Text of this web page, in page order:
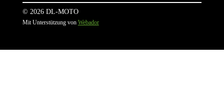
© 2026 DL-MOTO
Mit Unterstützung von Webador